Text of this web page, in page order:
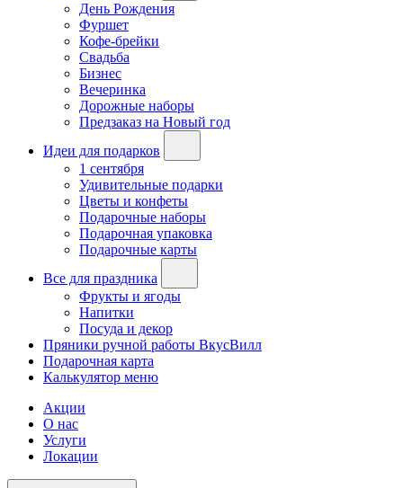
День Рождения
Фуршет
Кофе-брейки
Свадьба
Бизнес
Вечеринка
Дорожные наборы
Предзаказ на Новый год
Идеи для подарков
1 сентября
Удивительные подарки
Цветы и конфеты
Подарочные наборы
Подарочная упаковка
Подарочные карты
Все для праздника
Фрукты и ягоды
Напитки
Посуда и декор
Пряники ручной работы ВкусВилл
Подарочная карта
Калькулятор меню
Акции
О нас
Услуги
Локации